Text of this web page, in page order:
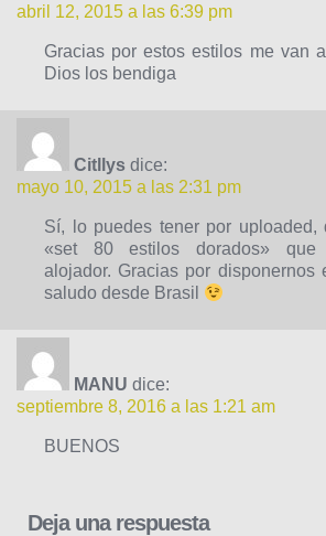
abril 12, 2015 a las 6:39 pm
Gracias por estos estilos me van
Dios los bendiga
Citllys dice:
mayo 10, 2015 a las 2:31 pm
Sí, lo puedes tener por uploaded,
«set 80 estilos dorados» que
alojador. Gracias por disponernos
saludo desde Brasil
MANU dice:
septiembre 8, 2016 a las 1:21 am
BUENOS
Deja una respuesta